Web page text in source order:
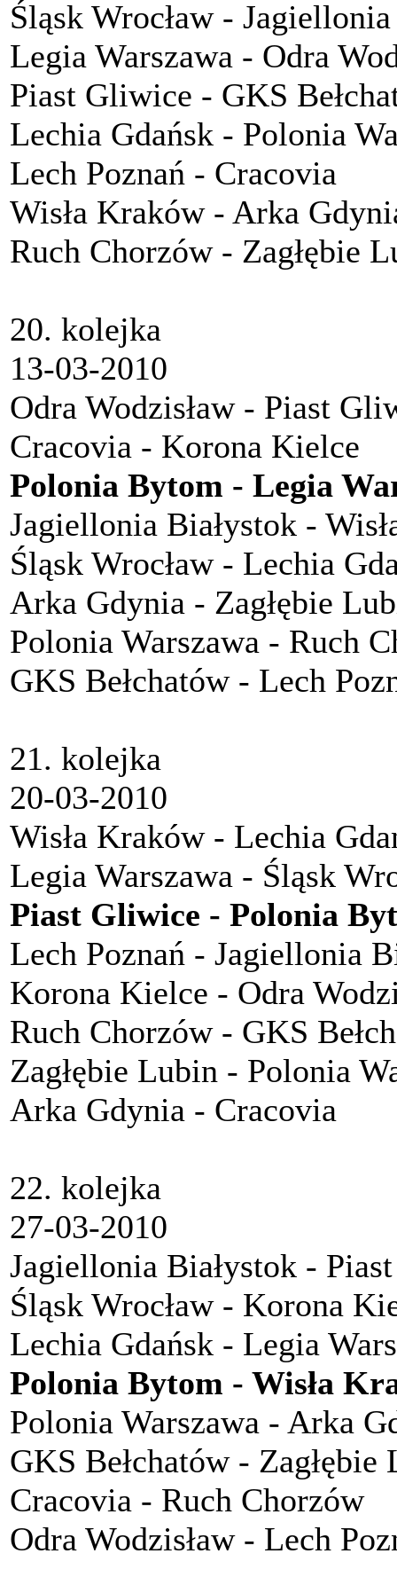
Śląsk Wrocław -
Legia Warszawa - Odra
Piast Gliwice - GKS
Lechia Gdańsk - Polonia
Lech Poznań - Cracovia
Wisła Kraków - Arka
Ruch Chorzów - Zagłębie
20. kolejka
13-03-2010
Odra Wodzisław - Piast
Cracovia - Korona Kielce
Polonia Bytom - Legia
Jagiellonia Białystok -
Śląsk Wrocław - Lechia
Arka Gdynia - Zagłębie
Polonia Warszawa - Ruch
GKS Bełchatów - Lech
21. kolejka
20-03-2010
Wisła Kraków - Lechia
Legia Warszawa - Śląsk
Piast Gliwice - Polonia
Lech Poznań - Jagiellonia
Korona Kielce - Odra
Ruch Chorzów - GKS
Zagłębie Lubin - Polonia
Arka Gdynia - Cracovia
22. kolejka
27-03-2010
Jagiellonia Białystok -
Śląsk Wrocław - Korona
Lechia Gdańsk - Legia
Polonia Bytom - Wisła
Polonia Warszawa - Arka
GKS Bełchatów - Zagłębie
Cracovia - Ruch Chorzów
Odra Wodzisław - Lech